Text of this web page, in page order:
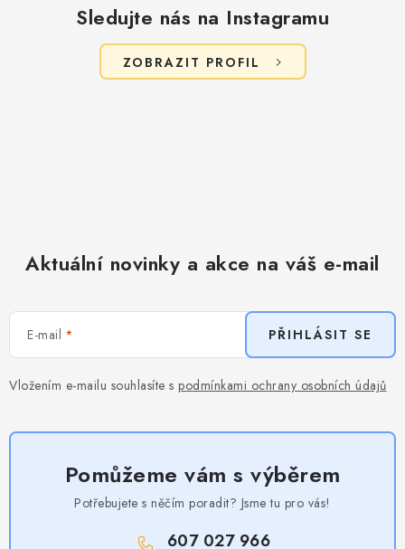
Sledujte nás na Instagramu
ZOBRAZIT PROFIL
Aktuální novinky a akce na váš e-mail
E-mail
Vložením e-mailu souhlasíte s podmínkami ochrany osobních údajů
PŘIHLÁSIT SE
Pomůžeme vám s výběrem
Potřebujete s něčím poradit? Jsme tu pro vás!
607 027 966